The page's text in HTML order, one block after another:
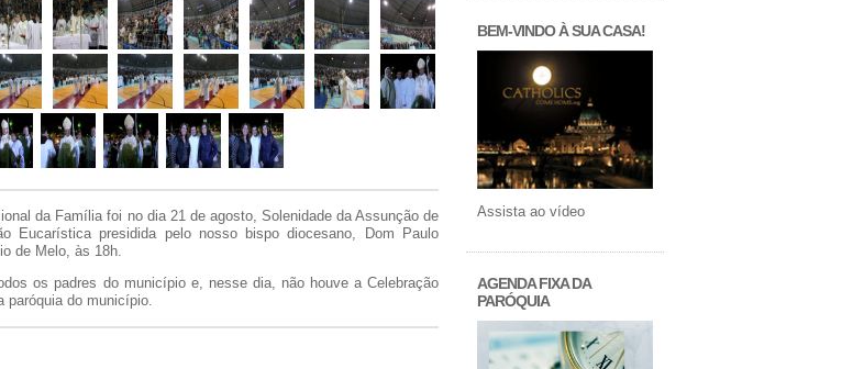
da Família foi no dia 21 de agosto, Solenidade da Assunção de
Eucarística presidida pelo nosso bispo diocesano, Dom Paulo
de Melo, às 18h.
os padres do município e, nesse dia, não houve a Celebração
paróquia do município.
BEM-VINDO À SUA CASA!
Assista ao vídeo
AGENDA FIXA DA
PARÓQUIA